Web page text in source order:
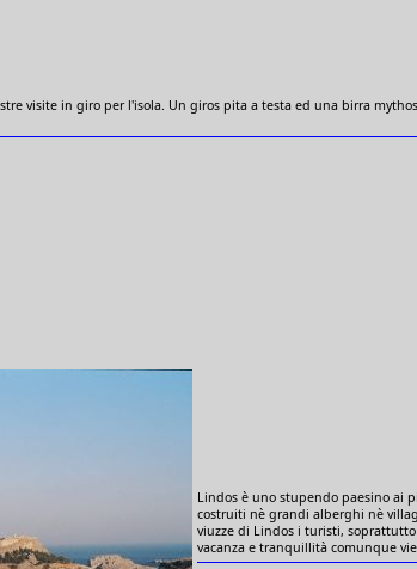
visite in giro per l'isola. Un giros pita a testa ed una birra
Lindos è uno stupendo paesino ai
costruiti nè grandi alberghi nè
viuzze di Lindos i turisti,
vacanza e tranquillità comunque